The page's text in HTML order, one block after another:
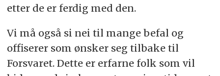
etter de er ferdig med den.
Vi må også si nei til mange befal og
offiserer som ønsker seg tilbake til
Forsvaret. Dette er erfarne folk som vil